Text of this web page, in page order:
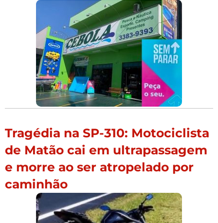
Tragédia na SP-310: Motociclista
de Matão cai em ultrapassagem
e morre ao ser atropelado por
caminhão